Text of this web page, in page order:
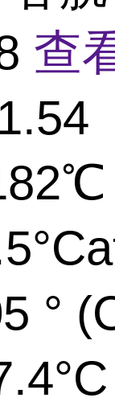
查
°